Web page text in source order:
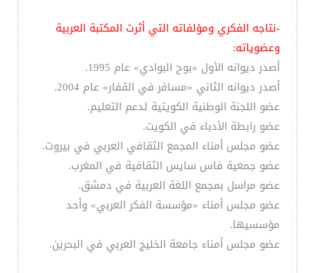
-نتاجه الفكري ومؤلفاته التي أثرت المكتبة العربية
وعضوياته:
أصدر ديوانه الأول «بوح البوادي» عام 1995.
أصدر ديوانه الثاني «مسافر في القفار» عام 2004.
عضو اللجنة الوطنية الكويتية لدعم التعليم.
عضو رابطة الأدباء في الكويت.
عضو مجلس أمناء المجمع الثقافي العربي في بيروت.
عضو جمعية فاس سايس الثقافية في المغرب.
عضو مراسل بمجمع اللغة العربية في دمشق.
عضو مجلس أمناء «مؤسسة الفكر العربي» وأحد
مؤسسيها.
عضو مجلس أمناء جامعة الخليج العربي في البحرين.